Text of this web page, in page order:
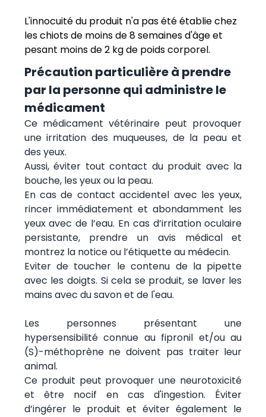
L'innocuité du produit n'a pas été établie chez
les chiots de moins de 8 semaines d'âge et
pesant moins de 2 kg de poids corporel.
Précaution particulière à prendre
par la personne qui administre le
médicament
Ce médicament vétérinaire peut provoquer
une irritation des muqueuses, de la peau et
des yeux.
Aussi, éviter tout contact du produit avec la
bouche, les yeux ou la peau.
En cas de contact accidentel avec les yeux,
rincer immédiatement et abondamment les
yeux avec de l’eau. En cas d’irritation oculaire
persistante, prendre un avis médical et
montrez la notice ou l’étiquette au médecin.
Eviter de toucher le contenu de la pipette
avec les doigts. Si cela se produit, se laver les
mains avec du savon et de l'eau.
Les personnes présentant une
hypersensibilité connue au fipronil et/ou au
(S)-méthoprène ne doivent pas traiter leur
animal.
Ce produit peut provoquer une neurotoxicité
et être nocif en cas d'ingestion. Éviter
d’ingérer le produit et éviter également le